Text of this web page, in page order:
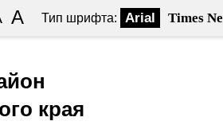
A Тип шрифта: Arial Times
края